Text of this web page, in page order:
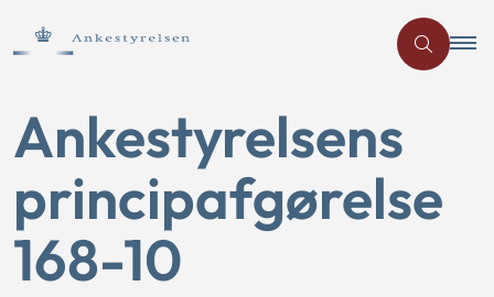
Ankestyrelsens
principafgørelse
168-10